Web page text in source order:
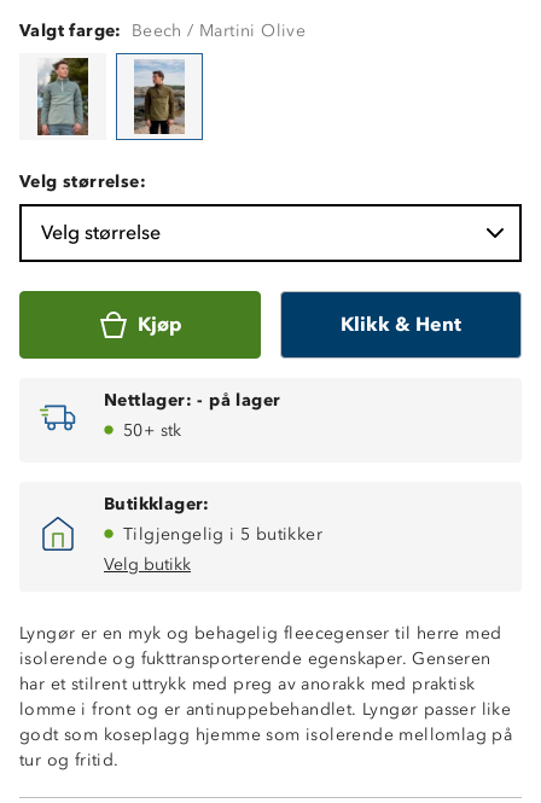
Valgt farge: Beech / Martini Olive
Velg størrelse:
Velg størrelse
Kjøp Klikk & Hent
Nettlager: - på lager
50+ stk
Butikklager:
Tilgjengelig i 5 butikker
Velg butikk
Lyngør er en myk og behagelig fleecegenser til herre med
isolerende og fukttransporterende egenskaper. Genseren
har et stilrent uttrykk med preg av anorakk med praktisk
lomme i front og er antinuppebehandlet. Lyngør passer like
godt som koseplagg hjemme som isolerende mellomlag på
tur og fritid.
Isolerende
Hurtigtørkende